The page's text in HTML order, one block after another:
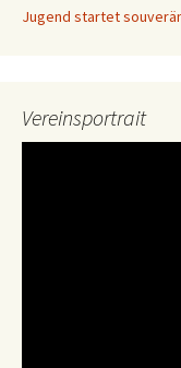
Jugend startet
Vereinsportrait